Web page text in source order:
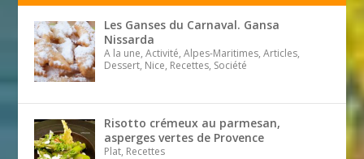
Les Ganses du Carnaval. Gansa
Nissarda
A la une, Activité, Alpes-Maritimes, Articles,
Dessert, Nice, Recettes, Société
Risotto crémeux au parmesan,
asperges vertes de Provence
Plat, Recettes